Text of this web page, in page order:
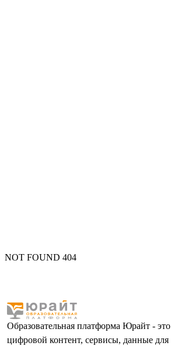
NOT FOUND 404
Образовательная платформа Юрайт - это
цифровой контент, сервисы, данные для